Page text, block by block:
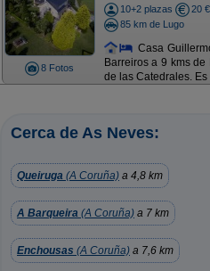
8 Fotos
10+2 plazas
20 €
85 km de Lugo
Casa
Barreiros a 9 kms
de las Catedrales.
Cerca de As Neves:
Queiruga (A Coruña) a 4,8 km
A Barqueira (A Coruña) a 7 km
Enchousas (A Coruña) a 7,6 km